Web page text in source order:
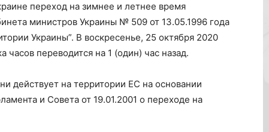
переход на зимнее и летнее время
министров Украины № 509 от 13.05.1996 года
Украины”. В воскресенье, 25 октября 2020
часов переводится на 1 (один) час назад.
действует на территории ЕС на основании
и Совета от 19.01.2001 о переходе на